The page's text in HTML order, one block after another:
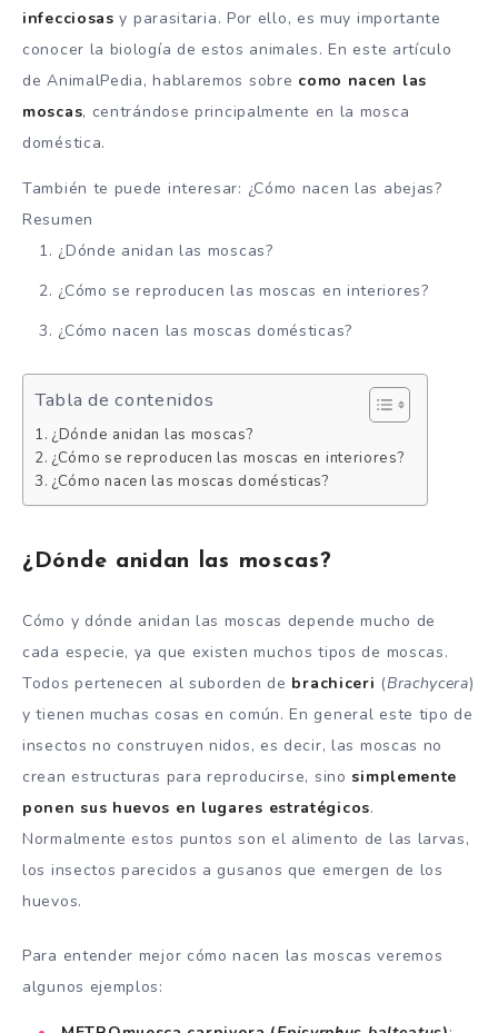
infecciosas y parasitaria. Por ello, es muy importante
conocer la biología de estos animales. En este artículo
de AnimalPedia, hablaremos sobre como nacen las
moscas, centrándose principalmente en la mosca
doméstica.
También te puede interesar: ¿Cómo nacen las abejas?
Resumen
¿Dónde anidan las moscas?
¿Cómo se reproducen las moscas en interiores?
¿Cómo nacen las moscas domésticas?
Tabla de contenidos
¿Dónde anidan las moscas?
¿Cómo se reproducen las moscas en interiores?
¿Cómo nacen las moscas domésticas?
¿Dónde anidan las moscas?
Cómo y dónde anidan las moscas depende mucho de
cada especie, ya que existen muchos tipos de moscas.
Todos pertenecen al suborden de brachiceri (Brachycera)
y tienen muchas cosas en común. En general este tipo de
insectos no construyen nidos, es decir, las moscas no
crean estructuras para reproducirse, sinosimplemente
ponen sus huevos en lugares estratégicos.
Normalmente estos puntos son el alimento de las larvas,
los insectos parecidos a gusanos que emergen de los
huevos.
Para entender mejor cómo nacen las moscas veremos
algunos ejemplos: